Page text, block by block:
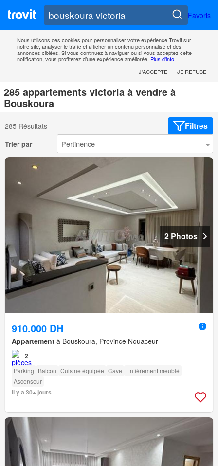
Favoris
Nous utilisons des cookies pour personnaliser votre expérience Trovit sur
notre site, analyser le trafic et afficher un contenu personnalisé et des
annonces ciblées. Si vous continuez à naviguer ou si vous acceptez cette
notification, vous profiterez d’une expérience améliorée. Plus d'info
J'ACCEPTE
JE REFUSE
285 appartements victoria à vendre à
Bouskoura
285 Résultats Filtres
Trier par
2 Photos
910.000 DH
Appartement à Bouskoura, Province Nouaceur
2
Parking Balcon Cuisine équipée Cave Entièrement meublé
Ascenseur
Il y a 30+ jours